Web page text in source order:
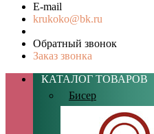
E-mail
krukoko@bk.ru
Обратный звонок
Заказ звонка
КАТАЛОГ ТОВАРОВ
Бисер